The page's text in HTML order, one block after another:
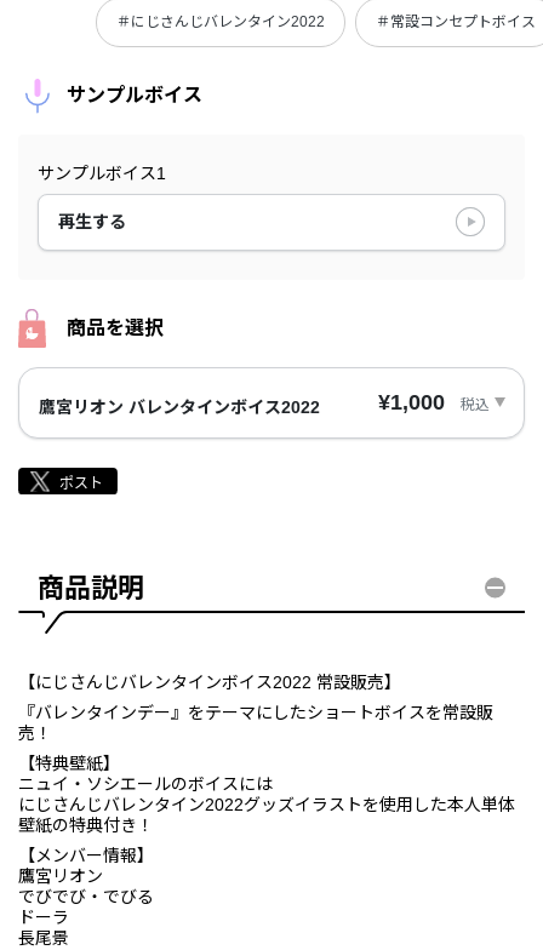
＃にじさんじバレンタイン2022 ＃常設コンセプトボイス
サンプルボイス
サンプルボイス1
再生する
商品を選択
鷹宮リオン バレンタインボイス2022 ¥1,000 税込
商品説明
【にじさんじバレンタインボイス2022 常設販売】
『バレンタインデー』をテーマにしたショートボイスを常設販
売！
【特典壁紙】
ニュイ・ソシエールのボイスには
にじさんじバレンタイン2022グッズイラストを使用した本人単体
壁紙の特典付き！
【メンバー情報】
鷹宮リオン
でびでび・でびる
ドーラ
長尾景